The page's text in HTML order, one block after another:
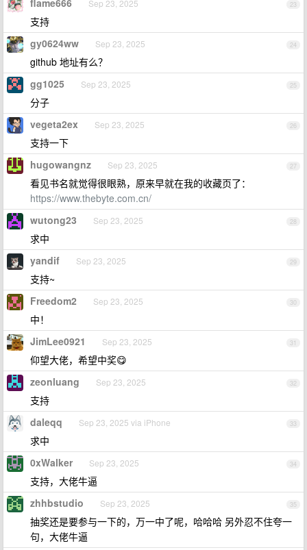
23
Sep 23, 2025
支持
24
gy0624ww Sep 23, 2025
github 地址有么？
25
gg1025 Sep 23, 2025
分子
26
vegeta2ex Sep 23, 2025
支持一下
27
hugowangnz Sep 23, 2025
看见书名就觉得很眼熟，原来早就在我的收藏页了：
https://www.thebyte.com.cn/
28
wutong23 Sep 23, 2025
求中
29
yandif Sep 23, 2025
支持~
30
Freedom2 Sep 23, 2025
中！
31
JimLee0921 Sep 23, 2025
仰望大佬，希望中奖😋
32
zeonluang Sep 23, 2025
支持
33
daleqq Sep 23, 2025 via iPhone
求中
34
0xWalker Sep 23, 2025
支持，大佬牛逼
35
zhhbstudio Sep 23, 2025
抽奖还是要参与一下的，万一中了呢，哈哈哈 另外忍不住夸一
句，大佬牛逼